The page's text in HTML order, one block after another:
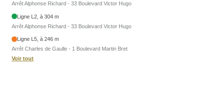
Arrêt Alphonse Richard - 33 Boulevard Victor Hugo
Ligne L2, à 304 m
Arrêt Alphonse Richard - 33 Boulevard Victor Hugo
Ligne L5, à 246 m
Arrêt Charles de Gaulle - 1 Boulevard Martin Bret
Voir tout